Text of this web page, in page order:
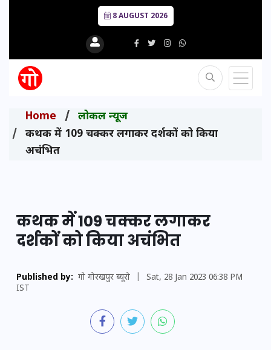
8 AUGUST 2026
Home
लोकल न्यूज
कथक में 109 चक्कर लगाकर दर्शकों को किया
अचंभित
कथक में 109 चक्कर लगाकर
दर्शकों को किया अचंभित
Published by: गो गोरखपुर ब्यूरो
Sat, 28 Jan 2023 06:38 PM
IST